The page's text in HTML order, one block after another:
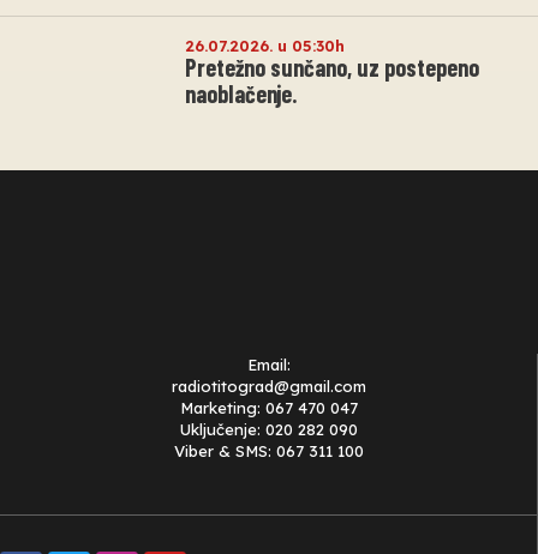
26.07.2026. u 05:30h
Pretežno sunčano, uz postepeno
naoblačenje.
Email:
radiotitograd@gmail.com
Marketing: 067 470 047
Uključenje: 020 282 090
Viber & SMS: 067 311 100